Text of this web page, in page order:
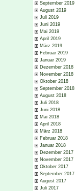
September 2019
August 2019
Juli 2019
Juni 2019
Mai 2019
April 2019
März 2019
Februar 2019
Januar 2019
Dezember 2018
November 2018
Oktober 2018
September 2018
August 2018
Juli 2018
Juni 2018
Mai 2018
April 2018
März 2018
Februar 2018
Januar 2018
Dezember 2017
November 2017
Oktober 2017
September 2017
August 2017
Juli 2017